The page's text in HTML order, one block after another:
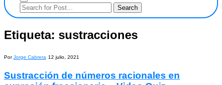
Etiqueta: sustracciones
PorJorge Cabrera 12 julio, 2021
Sustracción de números racionales en